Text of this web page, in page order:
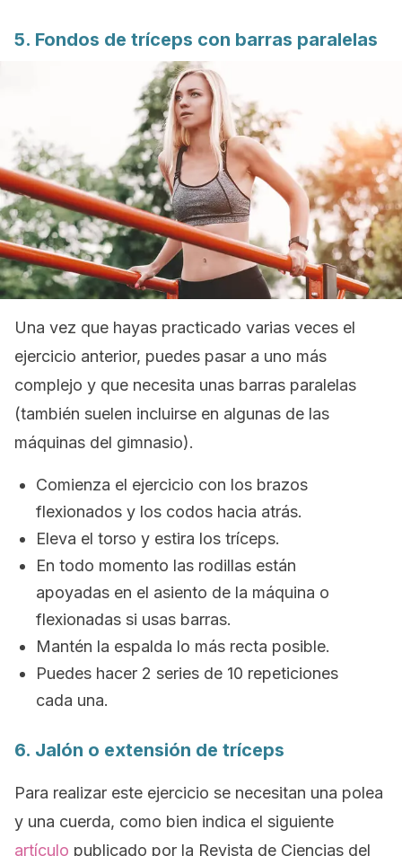
5. Fondos de tríceps con barras paralelas
Una vez que hayas practicado varias veces el
ejercicio anterior, puedes pasar a uno más
complejo y que necesita unas barras paralelas
(también suelen incluirse en algunas de las
máquinas del gimnasio).
Comienza el ejercicio con los brazos
flexionados y los codos hacia atrás.
Eleva el torso y estira los tríceps.
En todo momento las rodillas están
apoyadas en el asiento de la máquina o
flexionadas si usas barras.
Mantén la espalda lo más recta posible.
Puedes hacer 2 series de 10 repeticiones
cada una.
6. Jalón o extensión de tríceps
Para realizar este ejercicio se necesitan una polea
y una cuerda, como bien indica el siguiente
artículo publicado por la Revista de Ciencias del